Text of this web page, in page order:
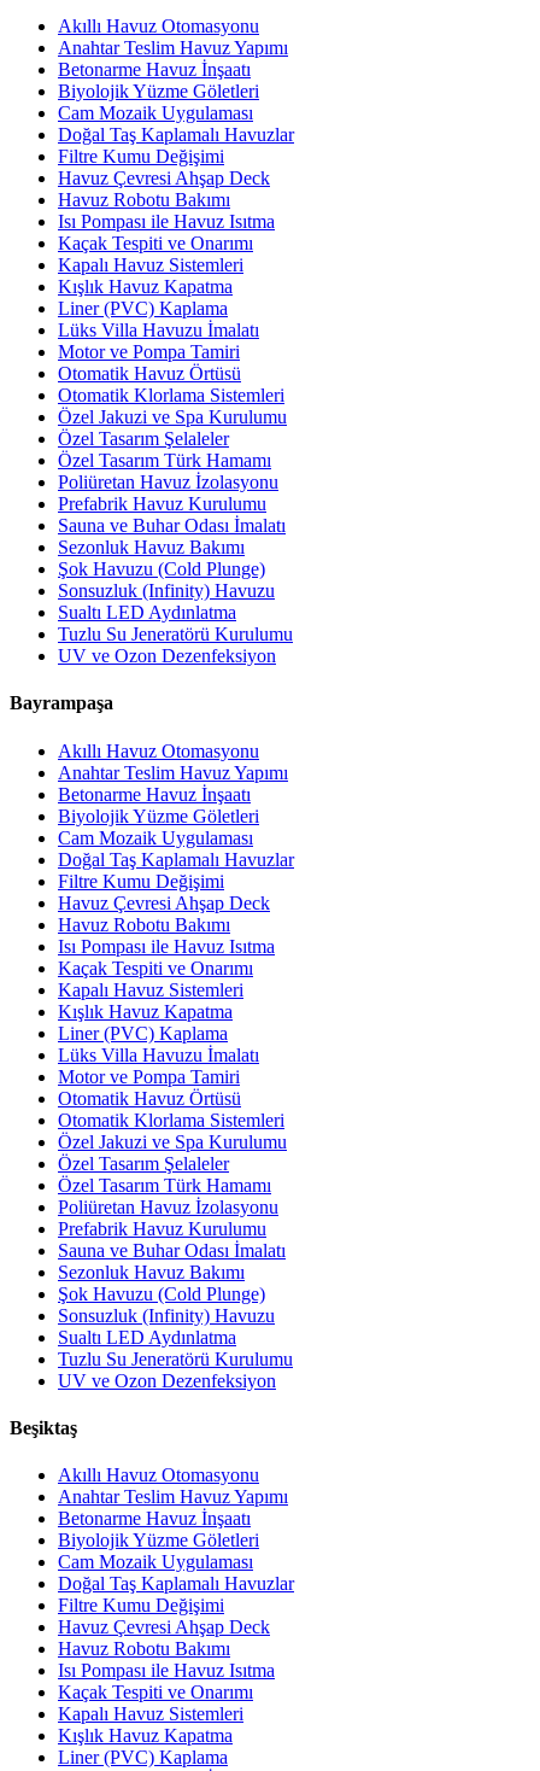
Akıllı Havuz Otomasyonu
Anahtar Teslim Havuz Yapımı
Betonarme Havuz İnşaatı
Biyolojik Yüzme Göletleri
Cam Mozaik Uygulaması
Doğal Taş Kaplamalı Havuzlar
Filtre Kumu Değişimi
Havuz Çevresi Ahşap Deck
Havuz Robotu Bakımı
Isı Pompası ile Havuz Isıtma
Kaçak Tespiti ve Onarımı
Kapalı Havuz Sistemleri
Kışlık Havuz Kapatma
Liner (PVC) Kaplama
Lüks Villa Havuzu İmalatı
Motor ve Pompa Tamiri
Otomatik Havuz Örtüsü
Otomatik Klorlama Sistemleri
Özel Jakuzi ve Spa Kurulumu
Özel Tasarım Şelaleler
Özel Tasarım Türk Hamamı
Poliüretan Havuz İzolasyonu
Prefabrik Havuz Kurulumu
Sauna ve Buhar Odası İmalatı
Sezonluk Havuz Bakımı
Şok Havuzu (Cold Plunge)
Sonsuzluk (Infinity) Havuzu
Sualtı LED Aydınlatma
Tuzlu Su Jeneratörü Kurulumu
UV ve Ozon Dezenfeksiyon
Bayrampaşa
Akıllı Havuz Otomasyonu
Anahtar Teslim Havuz Yapımı
Betonarme Havuz İnşaatı
Biyolojik Yüzme Göletleri
Cam Mozaik Uygulaması
Doğal Taş Kaplamalı Havuzlar
Filtre Kumu Değişimi
Havuz Çevresi Ahşap Deck
Havuz Robotu Bakımı
Isı Pompası ile Havuz Isıtma
Kaçak Tespiti ve Onarımı
Kapalı Havuz Sistemleri
Kışlık Havuz Kapatma
Liner (PVC) Kaplama
Lüks Villa Havuzu İmalatı
Motor ve Pompa Tamiri
Otomatik Havuz Örtüsü
Otomatik Klorlama Sistemleri
Özel Jakuzi ve Spa Kurulumu
Özel Tasarım Şelaleler
Özel Tasarım Türk Hamamı
Poliüretan Havuz İzolasyonu
Prefabrik Havuz Kurulumu
Sauna ve Buhar Odası İmalatı
Sezonluk Havuz Bakımı
Şok Havuzu (Cold Plunge)
Sonsuzluk (Infinity) Havuzu
Sualtı LED Aydınlatma
Tuzlu Su Jeneratörü Kurulumu
UV ve Ozon Dezenfeksiyon
Beşiktaş
Akıllı Havuz Otomasyonu
Anahtar Teslim Havuz Yapımı
Betonarme Havuz İnşaatı
Biyolojik Yüzme Göletleri
Cam Mozaik Uygulaması
Doğal Taş Kaplamalı Havuzlar
Filtre Kumu Değişimi
Havuz Çevresi Ahşap Deck
Havuz Robotu Bakımı
Isı Pompası ile Havuz Isıtma
Kaçak Tespiti ve Onarımı
Kapalı Havuz Sistemleri
Kışlık Havuz Kapatma
Liner (PVC) Kaplama